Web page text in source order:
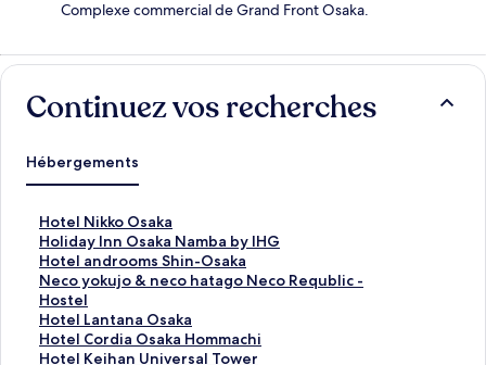
Complexe commercial de Grand Front Osaka.
Continuez vos recherches
Hébergements
Hotel Nikko Osaka
L
i
e
n
o
u
v
r
Holiday Inn Osaka Namba by IHG
L
i
e
n
o
u
v
Hotel androoms Shin-Osaka
L
i
e
n
o
u
Neco yokujo & neco hatago Neco Requblic -
Hostel
L
i
e
n
o
Hotel Lantana Osaka
L
i
e
Hotel Cordia Osaka Hommachi
L
iHotel Keihan Universal Tower
L